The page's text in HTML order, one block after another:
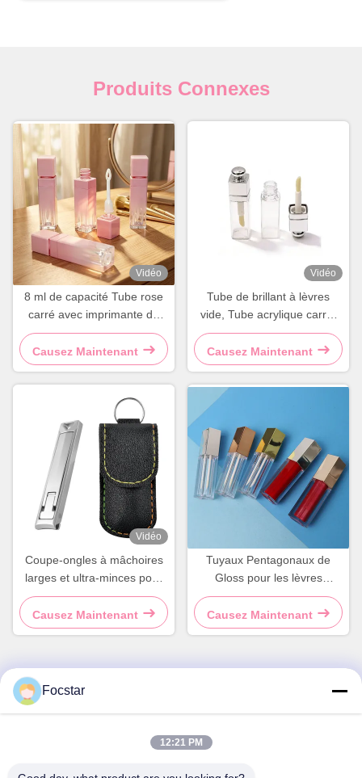
Produits Connexes
Vidéo
8 ml de capacité Tube rose
carré avec imprimante de
logo personnalisé et surface
brillante
Causez Maintenant
Vidéo
Tube de brillant à lèvres
vide, Tube acrylique carré,
emballage de luxe pour
brillant à lèvres, emballage
de cosmétiques de marque
privée
Causez Maintenant
Vidéo
Coupe-ongles à mâchoires
larges et ultra-minces pour
les doigts
Causez Maintenant
Tuyaux Pentagonaux de
Gloss pour les lèvres
FOCSTAR 5 ml Gloss pour
les lèvres avec sérigraphie
Causez Maintenant
Contactez rapidement
Focstar
12:21 PM